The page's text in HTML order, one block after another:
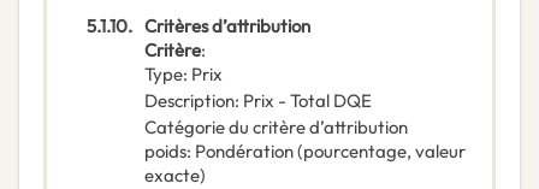
5.1.10. Critères d’attribution
Critère:
Type: Prix
Description: Prix - Total DQE
Catégorie du critère d’attribution
poids: Pondération (pourcentage, valeur
exacte)